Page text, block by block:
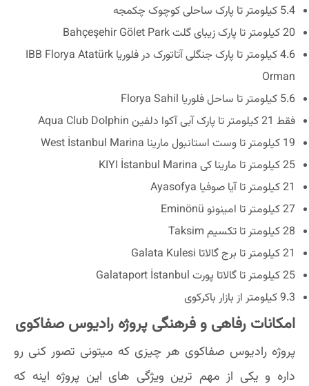
5.4 کیلومتر تا پارک ساحلی کوچوک چکمجه
20 کیلومتر تا پارک زیبای گلت Bahçeşehir Gölet Park
4.6 کیلومتر تا پارک جنگلی آتاتورک در فلوریا IBB Florya Atatürk
Orman
5.6 کیلومتر تا ساحل فلوریا Florya Sahil
فقط 21 کیلومتر تا پارک آبی آکوا دلفین Aqua Club Dolphin
19 کیلومتر تا وست استانبول مارینا West İstanbul Marina
25 کیلومتر تا مارینا کی KIYI İstanbul Marina
21 کیلومتر تا آیا صوفیا Ayasofya
27 کیلومتر تا امینونو Eminönü
28 کیلومتر تا تکسیم Taksim
21 کیلومتر تا برج گالاتا Galata Kulesi
25 کیلومتر تا گالاتا پورت Galataport İstanbul
9.3 کیلومتر از بازار باکرکوی
امکانات رفاهی و فرهنگی پروژه رادیوس صفاکوی
پروژه رادیوس صفاکوی هر چیزی که میتونی تصور کنی رو
داره و یکی از مهم ترین ویژگی های این پروژه اینه که